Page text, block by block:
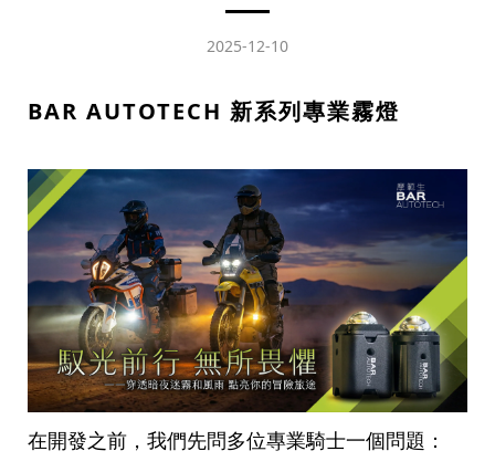
2025-12-10
BAR AUTOTECH 新系列專業霧燈
在開發之前，我們先問多位專業騎士一個問題：